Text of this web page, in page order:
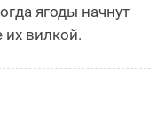
ягоды начнут
их вилкой.